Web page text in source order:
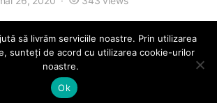
eParty
să livrăm serviciile noastre. Prin utilizarea
sunteți de acord cu utilizarea cookie-urilor
noastre.
Ok